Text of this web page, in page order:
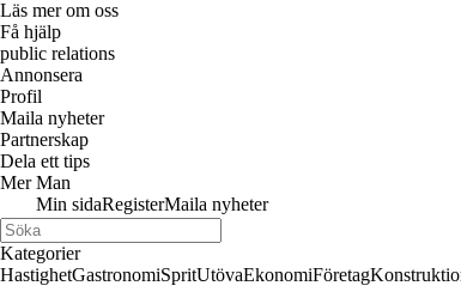
Läs mer om oss
Få hjälp
public relations
Annonsera
Profil
Maila nyheter
Partnerskap
Dela ett tips
Mer Man
Min sidaRegisterMaila nyheter
Kategorier
HastighetGastronomiSpritUtövaEkonomiFöretag